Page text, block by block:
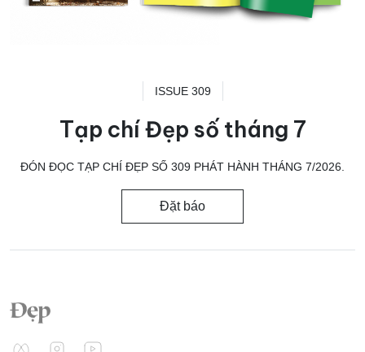
ISSUE 309
Tạp chí Đẹp số tháng 7
ĐÓN ĐỌC TẠP CHÍ ĐẸP SỐ 309 PHÁT HÀNH THÁNG 7/2026.
Đặt báo